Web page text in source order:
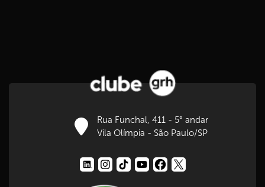
Rua Funchal, 411 - 5° andar
Vila Olímpia - São Paulo/SP